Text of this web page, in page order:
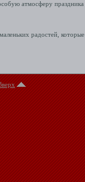
атмосферу праздника
радостей,